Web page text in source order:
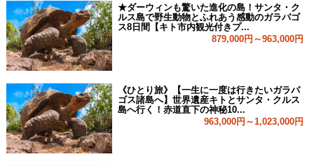
★ダーウィンも驚いた進化の島！サンタ・ク
ルス島で野生動物とふれあう感動のガラパゴ
ス8日間【キト市内観光付きプ...
879,000円～963,000円
《ひとり旅》【一生に一度は行きたいガラパ
ゴス諸島へ】世界遺産キトとサンタ・クルス
島へ行く！赤道直下の神秘10...
963,000円～1,023,000円